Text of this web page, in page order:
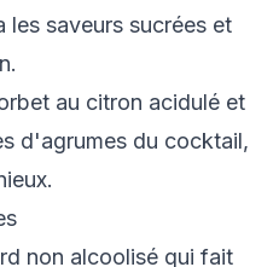
les saveurs sucrées et
au citron acidulé et
d'agrumes du cocktail,
non alcoolisé qui fait